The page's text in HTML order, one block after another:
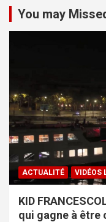
You may
ACTUALITÉ VIDÉOS
KID
qui gagne à être